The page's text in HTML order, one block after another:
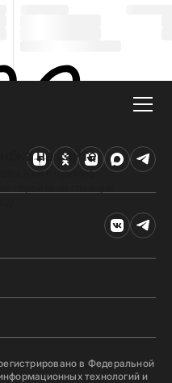
на сайте
найти нужную
в Федеральной
технологий и